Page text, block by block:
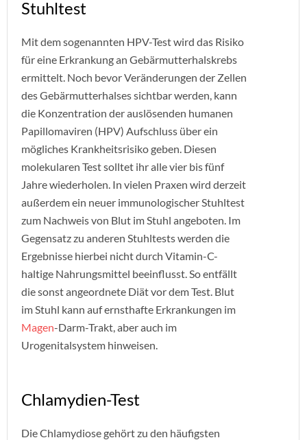
Stuhltest
Mit dem sogenannten HPV-Test wird das Risiko
für eine Erkrankung an Gebärmutterhalskrebs
ermittelt. Noch bevor Veränderungen der Zellen
des Gebärmutterhalses sichtbar werden, kann
die Konzentration der auslösenden humanen
Papillomaviren (HPV) Aufschluss über ein
mögliches Krankheitsrisiko geben. Diesen
molekularen Test solltet ihr alle vier bis fünf
Jahre wiederholen. In vielen Praxen wird derzeit
außerdem ein neuer immunologischer Stuhltest
zum Nachweis von Blut im Stuhl angeboten. Im
Gegensatz zu anderen Stuhltests werden die
Ergebnisse hierbei nicht durch Vitamin-C-
haltige Nahrungsmittel beeinflusst. So entfällt
die sonst angeordnete Diät vor dem Test. Blut
im Stuhl kann auf ernsthafte Erkrankungen im
Magen-Darm-Trakt, aber auch im
Urogenitalsystem hinweisen.
Chlamydien-Test
Die Chlamydiose gehört zu den häufigsten